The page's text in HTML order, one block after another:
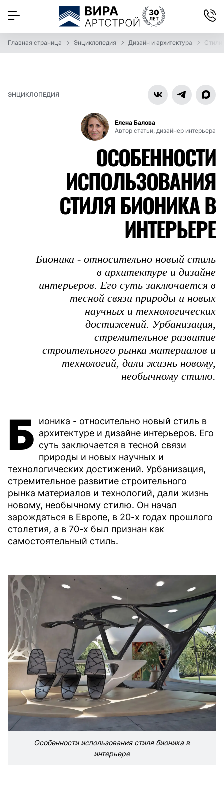
Главная страница Энциклопедия Дизайн и архитектура Стили
ЭНЦИКЛОПЕДИЯ
Елена Балова
Автор статьи, дизайнер интерьера
ОСОБЕННОСТИ
ИСПОЛЬЗОВАНИЯ
СТИЛЯ БИОНИКА В
ИНТЕРЬЕРЕ
Бионика - относительно новый стиль
в архитектуре и дизайне
интерьеров. Его суть заключается в
тесной связи природы и новых
научных и технологических
достижений. Урбанизация,
стремительное развитие
строительного рынка материалов и
технологий, дали жизнь новому,
необычному стилю.
Б ионика - относительно новый стиль в
архитектуре и дизайне интерьеров. Его
суть заключается в тесной связи
природы и новых научных и
технологических достижений. Урбанизация,
стремительное развитие строительного
рынка материалов и технологий, дали жизнь
новому, необычному стилю. Он начал
зарождаться в Европе, в 20-х годах прошлого
столетия, а в 70-х был признан как
самостоятельный стиль.
Особенности использования стиля бионика в
интерьере